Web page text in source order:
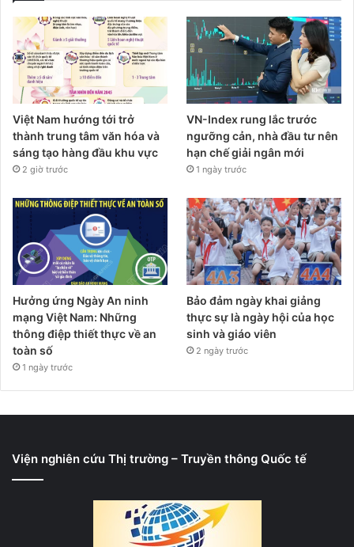
Việt Nam hướng tới trở
thành trung tâm văn hóa và
sáng tạo hàng đầu khu vực
2 giờ trước
VN-Index rung lắc trước
ngưỡng cản, nhà đầu tư nên
hạn chế giải ngân mới
1 ngày trước
Hưởng ứng Ngày An ninh
mạng Việt Nam: Những
thông điệp thiết thực về an
toàn số
1 ngày trước
Bảo đảm ngày khai giảng
thực sự là ngày hội của học
sinh và giáo viên
2 ngày trước
Viện nghiên cứu Thị trường – Truyền thông Quốc tế